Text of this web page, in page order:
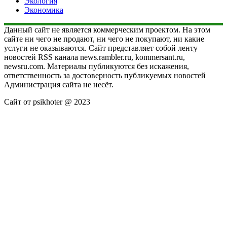
Экономика
Данный сайт не является коммерческим проектом. На этом
сайте ни чего не продают, ни чего не покупают, ни какие
услуги не оказываются. Сайт представляет собой ленту
новостей RSS канала news.rambler.ru, kommersant.ru,
newsru.com. Материалы публикуются без искажения,
ответственность за достоверность публикуемых новостей
Администрация сайта не несёт.
Сайт от psikhoter @ 2023